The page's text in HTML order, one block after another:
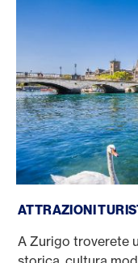
ATTRAZIONI
A Zurigo troverete